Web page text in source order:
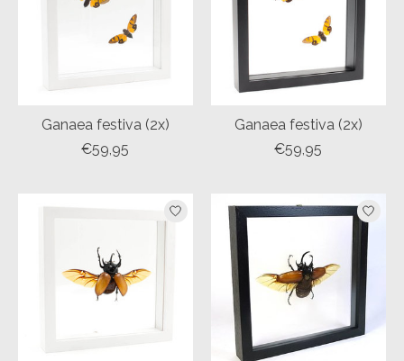
Ganaea festiva (2x)
€59,95
Ganaea festiva (2x)
€59,95